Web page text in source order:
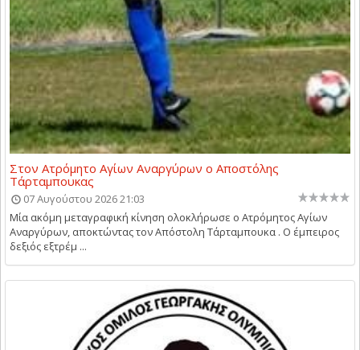
Στον Ατρόμητο Αγίων Αναργύρων ο Αποστόλης
Τάρταμπουκας
07 Αυγούστου 2026 21:03
Μία ακόμη μεταγραφική κίνηση ολοκλήρωσε ο Ατρόμητος Αγίων
Αναργύρων, αποκτώντας τον Απόστολη Τάρταμπουκα . Ο έμπειρος
δεξιός εξτρέμ ...